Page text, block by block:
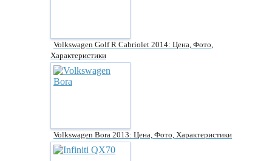
Volkswagen Golf R Cabriolet 2014: Цена, Фото,
Характеристики
Volkswagen Bora 2013: Цена, Фото, Характеристики